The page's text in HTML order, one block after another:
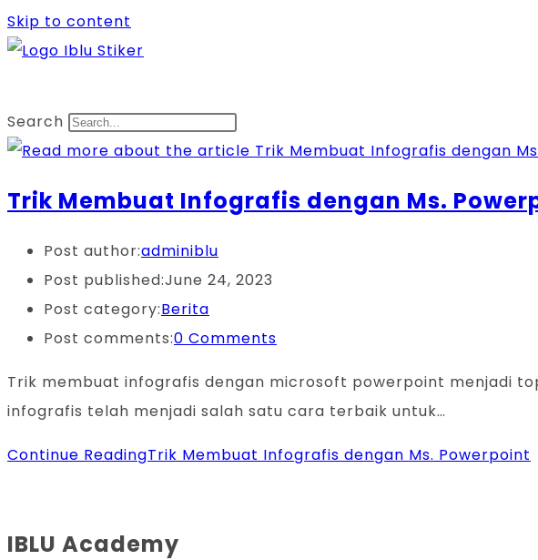
Skip to content
Search
Trik Membuat Infografis dengan Ms.
Post author:adminiblu
Post published:June 24, 2023
Post category:Berita
Post comments:0 Comments
Trik membuat infografis dengan microsoft powerpoint menjadi
infografis telah menjadi salah satu cara terbaik untuk…
Continue ReadingTrik Membuat Infografis dengan Ms. Powerpoint
IBLU Academy